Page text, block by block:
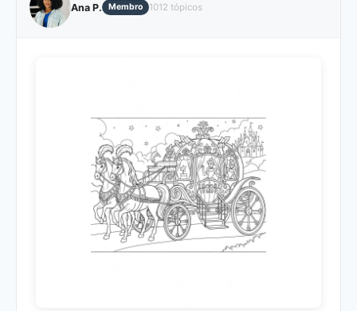
Ana P. Membro 1012 tópicos